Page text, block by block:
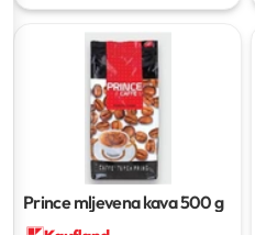
Prince mljevena kava500 g